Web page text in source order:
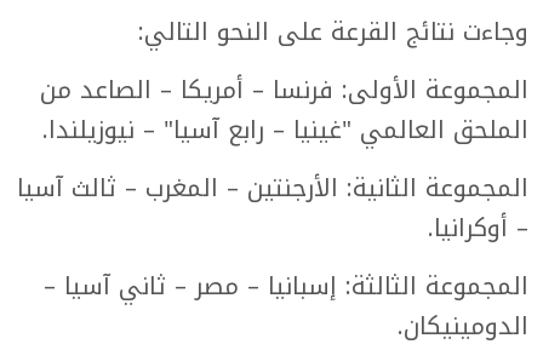
وجاءت نتائج القرعة على النحو التالي:
المجموعة الأولى: فرنسا – أمريكا – الصاعد من
الملحق العالمي "غينيا – رابع آسيا" – نيوزيلندا.
المجموعة الثانية: الأرجنتين – المغرب – ثالث آسيا
– أوكرانيا.
المجموعة الثالثة: إسبانيا – مصر – ثاني آسيا –
الدومينيكان.